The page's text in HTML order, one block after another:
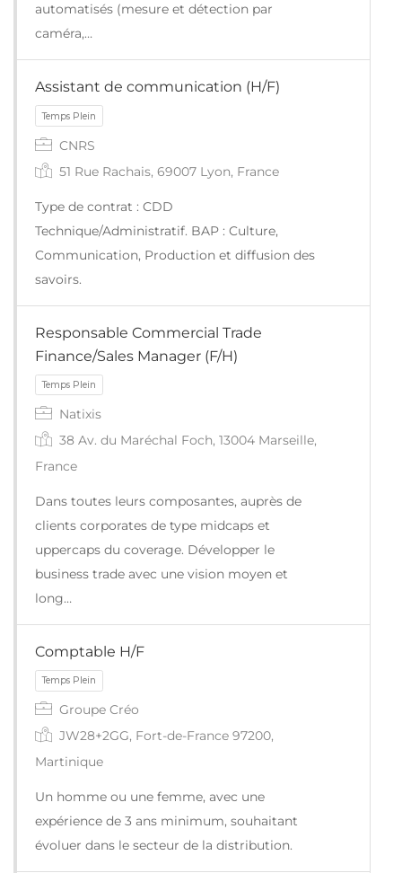
Temps Plein
automatisés (mesure et détection par
caméra,…
Assistant de communication (H/F)
Temps Plein
CNRS
51 Rue Rachais, 69007 Lyon, France
Type de contrat : CDD
Technique/Administratif. BAP : Culture,
Communication, Production et diffusion des
savoirs.
Responsable Commercial Trade
Finance/Sales Manager (F/H)
Natixis
38 Av. du Maréchal Foch, 13004 Marseille,
France
Dans toutes leurs composantes, auprès de
clients corporates de type midcaps et
uppercaps du coverage. Développer le
business trade avec une vision moyen et
long…
Comptable H/F
Groupe Créo
JW28+2GG, Fort-de-France 97200,
Martinique
Un homme ou une femme, avec une
expérience de 3 ans minimum, souhaitant
évoluer dans le secteur de la distribution.